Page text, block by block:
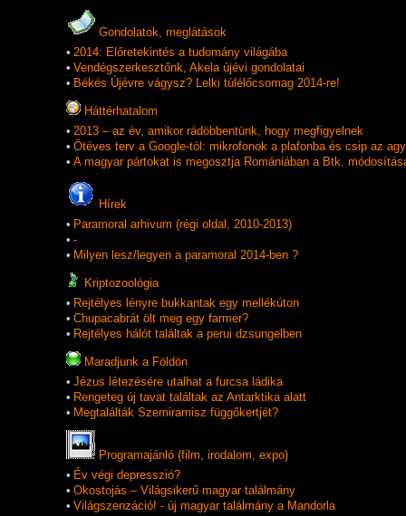
Gondolatok, meglátások
• 2014: Előretekintés a tudomány világába
• Vendégszerkesztőnk, Akela újévi gondolatai
• Békés Újévre vágysz? Lelki túlélőcsomag 2014-re!
Háttérhatalom
• 2013 – az év, amikor rádöbbentünk, hogy megfigyelnek
• Ötéves terv a Google-tól: mikrofonok a plafonba és csip az
• A magyar pártokat is megosztja Romániában a Btk.
Hí­rek
• Paramoral arhivum (régi oldal, 2010-2013)
• -
• Milyen lesz/legyen a paramoral 2014-ben ?
Kriptozoológia
• Rejtélyes lényre bukkantak egy mellékúton
• Chupacabrát ölt meg egy farmer?
• Rejtélyes hálót találtak a perui dzsungelben
Maradjunk a Földön
• Jézus létezésére utalhat a furcsa ládika
• Rengeteg új tavat találtak az Antarktika alatt
• Megtalálták Szemiramisz függőkertjét?
Programajánló (film, irodalom, expo)
• Év végi depresszió?
• Okostojás – Világsikerű magyar találmány
• Világszenzáció! - új magyar találmány a Mandorla